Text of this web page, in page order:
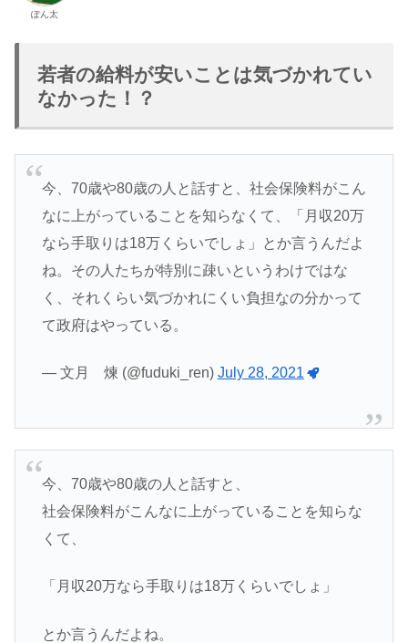
ぽん太
若者の給料が安いことは気づかれてい
なかった！？
今、70歳や80歳の人と話すと、社会保険料がこん
なに上がっていることを知らなくて、「月収20万
なら手取りは18万くらいでしょ」とか言うんだよ
ね。その人たちが特別に疎いというわけではな
く、それくらい気づかれにくい負担なの分かって
て政府はやっている。
— 文月 煉 (@fuduki_ren) July 28, 2021
今、70歳や80歳の人と話すと、
社会保険料がこんなに上がっていることを知らな
くて、
「月収20万なら手取りは18万くらいでしょ」
とか言うんだよね。